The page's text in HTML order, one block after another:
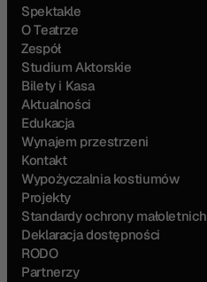
Spektakle
O Teatrze
Zespół
Studium Aktorskie
Bilety i Kasa
Aktualności
Edukacja
Wynajem przestrzeni
Kontakt
Wypożyczalnia kostiumów
Projekty
Standardy ochrony małoletnich
Deklaracja dostępności
RODO
Partnerzy